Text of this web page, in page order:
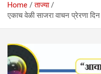
Home
ताज्या
एकाच वेळी साजरा वाचन प्रेरणा